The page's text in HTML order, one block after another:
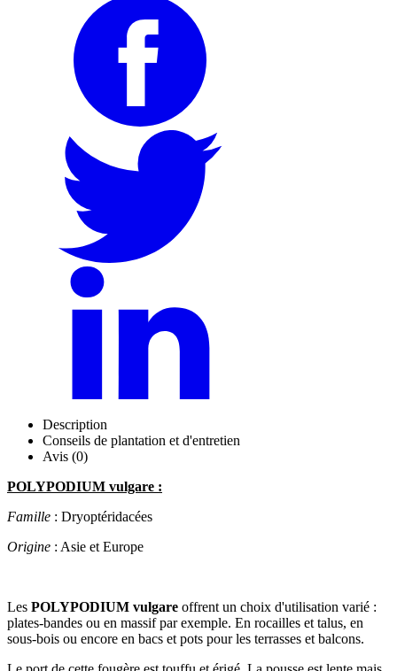
Description
Conseils de plantation et d'entretien
Avis (0)
POLYPODIUM vulgare :
Famille : Dryoptéridacées
Origine : Asie et Europe
Les POLYPODIUM vulgare offrent un choix d'utilisation varié :
plates-bandes ou en massif par exemple. En rocailles et talus, en
sous-bois ou encore en bacs et pots pour les terrasses et balcons.